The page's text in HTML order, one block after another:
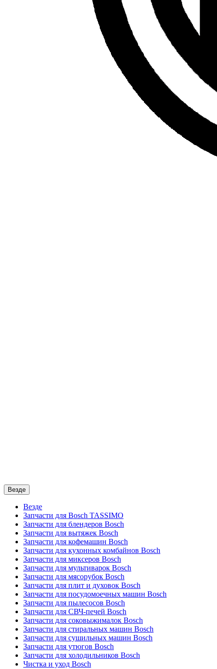
Везде
Везде
Запчасти для Bosch TASSIMO
Запчасти для блендеров Bosch
Запчасти для вытяжек Bosch
Запчасти для кофемашин Bosch
Запчасти для кухонных комбайнов Bosch
Запчасти для миксеров Bosch
Запчасти для мультиварок Bosch
Запчасти для мясорубок Bosch
Запчасти для плит и духовок Bosch
Запчасти для посудомоечных машин Bosch
Запчасти для пылесосов Bosch
Запчасти для СВЧ-печей Bosch
Запчасти для соковыжималок Bosch
Запчасти для стиральных машин Bosch
Запчасти для сушильных машин Bosch
Запчасти для утюгов Bosch
Запчасти для холодильников Bosch
Чистка и уход Bosch